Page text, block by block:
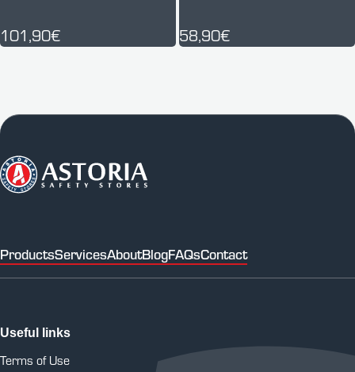
101,90€ 58,90€
ProductsServicesAboutBlogFAQsContact
Useful links
Terms of Use